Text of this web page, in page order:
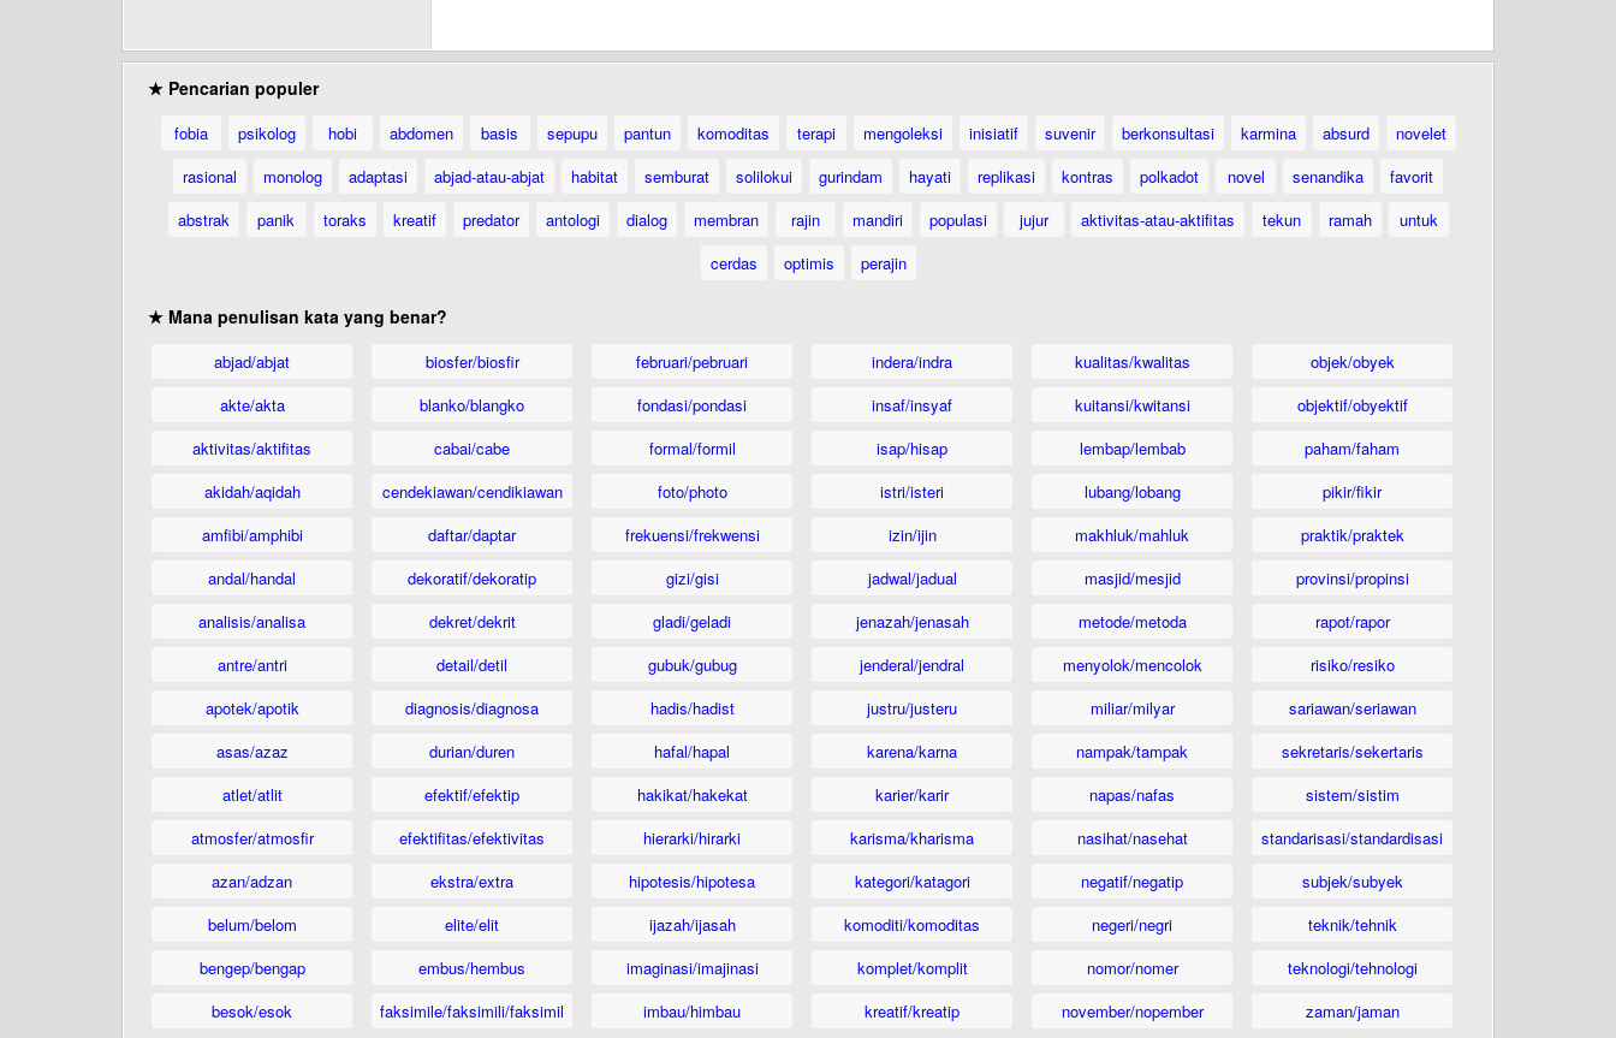
★ Pencarian populer
fobia psikolog hobi abdomen basis sepupu pantun komoditas terapi mengoleksi inisiatif suvenir berkonsultasi karmina absurd
novelet
rasional
monolog adaptasi abjad-atau-abjat habitat semburat solilokui gurindam hayati replikasi kontras polkadot novel senandika
favorit
abstrak
panik toraks kreatif predator antologi dialog membran rajin mandiri populasi jujur aktivitas-atau-aktifitas tekun ramah
untuk
cerdas
optimis perajin
★ Mana penulisan kata yang benar?
abjad/abjat
akte/akta
aktivitas/aktifitas
akidah/aqidah
amfibi/amphibi
andal/handal
analisis/analisa
antre/antri
apotek/apotik
asas/azaz
atlet/atlit
atmosfer/atmosfir
azan/adzan
belum/belom
bengep/bengap
besok/esok
biosfer/biosfir
blanko/blangko
cabai/cabe
cendekiawan/cendikiawan
daftar/daptar
dekoratif/dekoratip
dekret/dekrit
detail/detil
diagnosis/diagnosa
durian/duren
efektif/efektip
efektifitas/efektivitas
ekstra/extra
elite/elit
embus/hembus
faksimile/faksimili/faksimil
februari/pebruari
fondasi/pondasi
formal/formil
foto/photo
frekuensi/frekwensi
gizi/gisi
gladi/geladi
gubuk/gubug
hadis/hadist
hafal/hapal
hakikat/hakekat
hierarki/hirarki
hipotesis/hipotesa
ijazah/ijasah
imaginasi/imajinasi
imbau/himbau
indera/indra
insaf/insyaf
isap/hisap
istri/isteri
izin/ijin
jadwal/jadual
jenazah/jenasah
jenderal/jendral
justru/justeru
karena/karna
karier/karir
karisma/kharisma
kategori/katagori
komoditi/komoditas
komplet/komplit
kreatif/kreatip
kualitas/kwalitas
kuitansi/kwitansi
lembap/lembab
lubang/lobang
makhluk/mahluk
masjid/mesjid
metode/metoda
menyolok/mencolok
miliar/milyar
nampak/tampak
napas/nafas
nasihat/nasehat
negatif/negatip
negeri/negri
nomor/nomer
november/nopember
objek/obyek
objektif/obyektif
paham/faham
pikir/fikir
praktik/praktek
provinsi/propinsi
rapot/rapor
risiko/resiko
sariawan/seriawan
sekretaris/sekertaris
sistem/sistim
standarisasi/standardisasi
subjek/subyek
teknik/tehnik
teknologi/tehnologi
zaman/jaman